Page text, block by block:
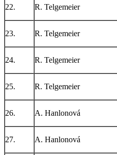
22. R. Telgemeier
23. R. Telgemeier
24. R. Telgemeier
25. R. Telgemeier
26. A. Hanlonová
27. A. Hanlonová